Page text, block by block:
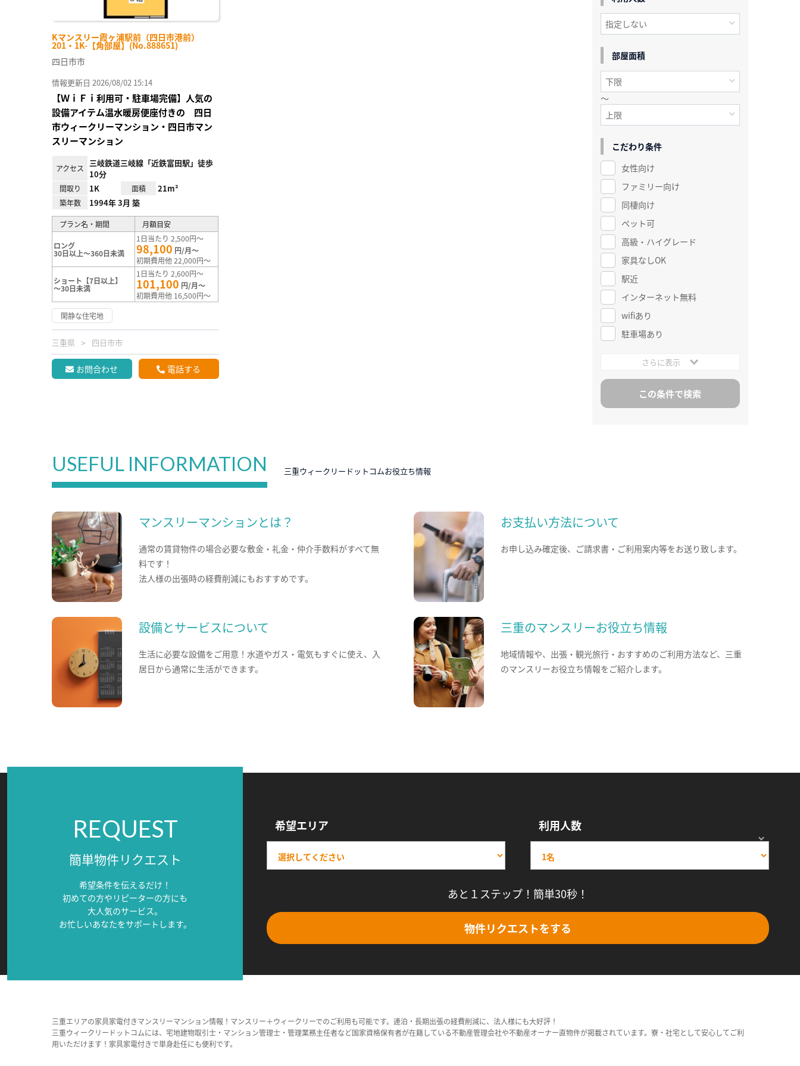
Kマンスリー霞ヶ浦駅前（四日市港前）
201・1K-【角部屋】(No.888651)
四日市市
情報更新日 2026/08/02 15:14
【ＷｉＦｉ利用可・駐車場完備】人気の
設備アイテム温水暖房便座付きの 四日
市ウィークリーマンション・四日市マン
スリーマンション
アクセス
三岐鉄道三岐線「近鉄富田駅」徒歩
10分
間取り 1K 面積 21m²
築年数 1994年 3月 築
プラン名・期間 月額目安
ロング
30日以上～360日未満
1日当たり 2,500円～
98,100 円/月～
初期費用他 22,000円～
ショート【7日以上】
～30日未満
1日当たり 2,600円～
101,100 円/月～
初期費用他 16,500円～
閑静な住宅地
三重県 四日市市
お問合わせ 電話する
部屋面積
～
こだわり条件
女性向け
ファミリー向け
同棲向け
ペット可
高級・ハイグレード
家具なしOK
駅近
インターネット無料
wifiあり
駐車場あり
さらに表示
USEFUL INFORMATION 三重ウィークリードットコムお役立ち情報
マンスリーマンションとは？
通常の賃貸物件の場合必要な敷金・礼金・仲介手数料がすべて無
料です！
法人様の出張時の経費削減にもおすすめです。
お支払い方法について
お申し込み確定後、ご請求書・ご利用案内等をお送り致します。
設備とサービスについて
生活に必要な設備をご用意！水道やガス・電気もすぐに使え、入
居日から通常に生活ができます。
三重のマンスリーお役立ち情報
地域情報や、出張・観光旅行・おすすめのご利用方法など、三重
のマンスリーお役立ち情報をご紹介します。
REQUEST
簡単物件リクエスト
希望条件を伝えるだけ！
初めての方やリピーターの方にも
大人気のサービス。
お忙しいあなたをサポートします。
希望エリア 利用人数
あと１ステップ！簡単30秒！
物件リクエストをする
三重エリアの家具家電付きマンスリーマンション情報！マンスリー＋ウィークリーでのご利用も可能です。連泊・長期出張の経費削減に、法人様にも大好評！
三重ウィークリードットコムには、宅地建物取引士・マンション管理士・管理業務主任者など国家資格保有者が在籍している不動産管理会社や不動産オーナー直物件が掲載されています。寮・社宅として安心してご利
用いただけます！家具家電付きで単身赴任にも便利です。